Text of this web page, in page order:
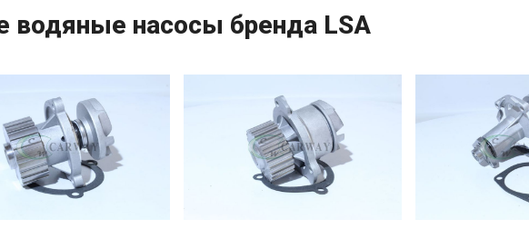
водяные насосы бренда LSA